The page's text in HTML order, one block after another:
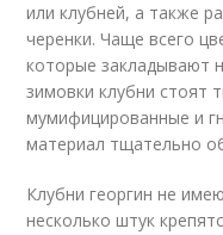
или клубней, а также
черенки. Чаще всего
которые закладывают
зимовки клубни стоят
мумифицированные и
материал тщательно
Клубни георгин не
несколько штук